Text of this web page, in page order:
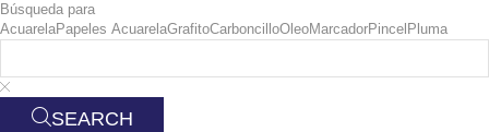
Búsqueda para
AcuarelaPapeles AcuarelaGrafitoCarboncilloOleoMarcadorPincel Pluma
SEARCH